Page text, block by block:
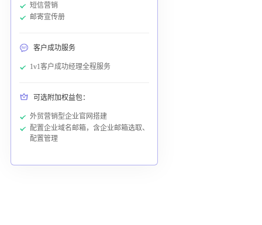
短信营销
邮寄宣传册
客户成功服务
1v1客户成功经理全程服务
可选附加权益包：
外贸营销型企业官网搭建
配置企业域名邮箱，含企业邮箱选取、
配置管理